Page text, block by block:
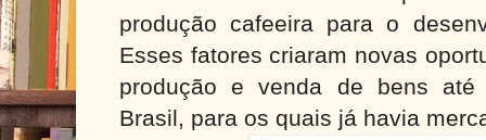
produção cafeeira para o
Esses fatores criaram novas
produção e venda de bens até
Brasil, para os quais já havia